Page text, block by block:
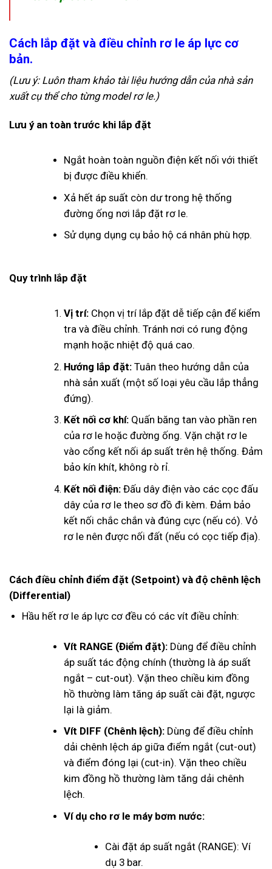
Cách lắp đặt và điều chỉnh rơ le áp lực cơ
bản.
(Lưu ý: Luôn tham khảo tài liệu hướng dẫn của nhà sản
xuất cụ thể cho từng model rơ le.)
Lưu ý an toàn trước khi lắp đặt
Ngắt hoàn toàn nguồn điện kết nối với thiết
bị được điều khiển.
Xả hết áp suất còn dư trong hệ thống
đường ống nơi lắp đặt rơ le.
Sử dụng dụng cụ bảo hộ cá nhân phù hợp.
Quy trình lắp đặt
Vị trí:Chọn vị trí lắp đặt dễ tiếp cận để kiểm
tra và điều chỉnh. Tránh nơi có rung động
mạnh hoặc nhiệt độ quá cao.
Hướng lắp đặt:Tuân theo hướng dẫn của
nhà sản xuất (một số loại yêu cầu lắp thẳng
đứng).
Kết nối cơ khí:Quấn băng tan vào phần ren
của rơ le hoặc đường ống. Vặn chặt rơ le
vào cổng kết nối áp suất trên hệ thống. Đảm
bảo kín khít, không rò rỉ.
Kết nối điện:Đấu dây điện vào các cọc đấu
dây của rơ le theo sơ đồ đi kèm. Đảm bảo
kết nối chắc chắn và đúng cực (nếu có). Vỏ
rơ le nên được nối đất (nếu có cọc tiếp địa).
Cách điều chỉnh điểm đặt (Setpoint) và độ chênh lệch
(Differential)
Hầu hết rơ le áp lực cơ đều có các vít điều chỉnh:
Vít RANGE (Điểm đặt):Dùng để điều chỉnh
áp suất tác động chính (thường là áp suất
ngắt – cut-out). Vặn theo chiều kim đồng
hồ thường làm tăng áp suất cài đặt, ngược
lại là giảm.
Vít DIFF (Chênh lệch):Dùng để điều chỉnh
dải chênh lệch áp giữa điểm ngắt (cut-out)
và điểm đóng lại (cut-in). Vặn theo chiều
kim đồng hồ thường làm tăng dải chênh
lệch.
Ví dụ cho rơ le máy bơm nước:
Cài đặt áp suất ngắt (RANGE): Ví
dụ 3 bar.